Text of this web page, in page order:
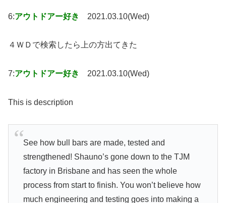
6:アウトドアー好き 2021.03.10(Wed)
４ＷＤで検索したら上の方出てきた
7:アウトドアー好き 2021.03.10(Wed)
This is description
See how bull bars are made, tested and
strengthened! Shauno’s gone down to the TJM
factory in Brisbane and has seen the whole
process from start to finish. You won’t believe how
much engineering and testing goes into making a